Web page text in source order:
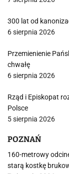
300 lat od
6 sierpnia 2026
Przemienienie
chwałę
6 sierpnia 2026
Rząd i Episkopat
Polsce
5 sierpnia 2026
POZNAŃ
160-metrowy
starą kostkę